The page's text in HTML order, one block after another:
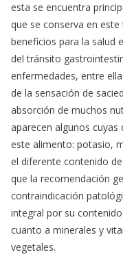
esta se encuentra
que se conserva en
beneficios para la salud
del tránsito
enfermedades, entre
de la sensación de
absorción de muchos
aparecen algunos
este alimento: potasio,
el diferente contenido
que la recomendación
contraindicación
integral por su
cuanto a minerales y
vegetales.